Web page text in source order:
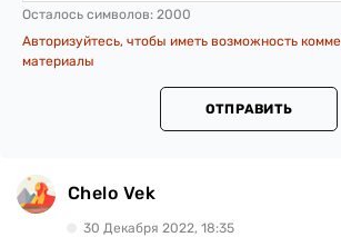
Осталось символов: 2000
Авторизуйтесь, чтобы иметь возможность
материалы
ОТПРАВИТЬ
Chelo Vek
30 Декабря 2022, 18:35